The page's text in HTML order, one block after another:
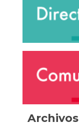
Archivos